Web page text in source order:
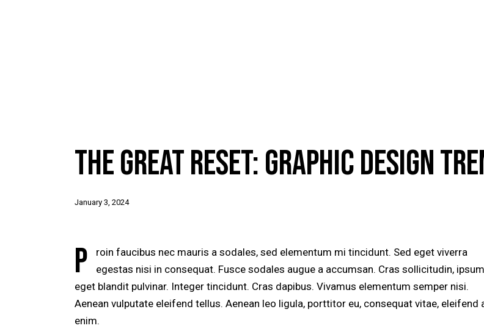
THE GREAT RESET: GRAPHIC DESIGN
January 3, 2024
P
roin faucibus nec mauris a sodales, sed elementum mi tincidunt. Sed eget viverra
egestas nisi in consequat. Fusce sodales augue a accumsan. Cras sollicitudin, ipsum
eget blandit pulvinar. Integer tincidunt. Cras dapibus. Vivamus elementum semper nisi.
Aenean vulputate eleifend tellus. Aenean leo ligula, porttitor eu, consequat vitae, eleifend
enim.